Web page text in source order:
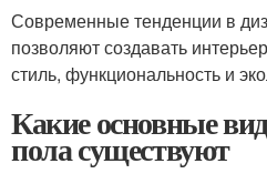
Современные тенденции в
позволяют создавать
стиль, функциональность и
Какие основные
пола существуют